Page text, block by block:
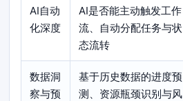
AI自动
化深度
AI是否能主动触发工作
流、自动分配任务与状
态流转
数据洞
察与预
基于历史数据的进度预
测、资源瓶颈识别与风